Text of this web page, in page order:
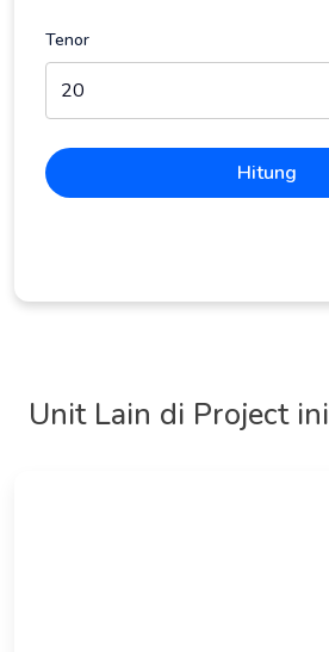
Tenor
Hitung
Unit Lain di Project ini